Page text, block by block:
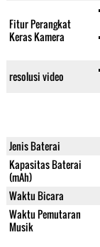
Fitur Perangkat
Keras Kamera
resolusi video
Jenis Baterai
Kapasitas Baterai
(mAh)
Waktu Bicara
Waktu Pemutaran
Musik